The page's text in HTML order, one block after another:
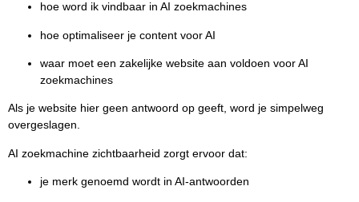
hoe word ik vindbaar in AI zoekmachines
hoe optimaliseer je content voor AI
waar moet een zakelijke website aan voldoen voor AI
zoekmachines
Als je website hier geen antwoord op geeft, word je simpelweg
overgeslagen.
AI zoekmachine zichtbaarheid zorgt ervoor dat:
je merk genoemd wordt in AI-antwoorden